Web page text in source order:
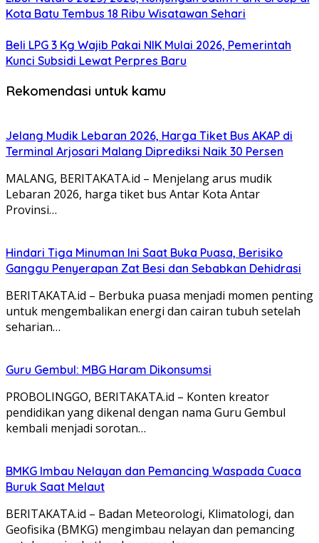
Kota Batu Tembus 18 Ribu Wisatawan Sehari
Beli LPG 3 Kg Wajib Pakai NIK Mulai 2026, Pemerintah
Kunci Subsidi Lewat Perpres Baru
Rekomendasi untuk kamu
Jelang Mudik Lebaran 2026, Harga Tiket Bus AKAP di
Terminal Arjosari Malang Diprediksi Naik 30 Persen
MALANG, BERITAKATA.id – Menjelang arus mudik
Lebaran 2026, harga tiket bus Antar Kota Antar
Provinsi…
Hindari Tiga Minuman Ini Saat Buka Puasa, Berisiko
Ganggu Penyerapan Zat Besi dan Sebabkan Dehidrasi
BERITAKATA.id – Berbuka puasa menjadi momen penting
untuk mengembalikan energi dan cairan tubuh setelah
seharian…
Guru Gembul: MBG Haram Dikonsumsi
PROBOLINGGO, BERITAKATA.id – Konten kreator
pendidikan yang dikenal dengan nama Guru Gembul
kembali menjadi sorotan…
BMKG Imbau Nelayan dan Pemancing Waspada Cuaca
Buruk Saat Melaut
BERITAKATA.id – Badan Meteorologi, Klimatologi, dan
Geofisika (BMKG) mengimbau nelayan dan pemancing